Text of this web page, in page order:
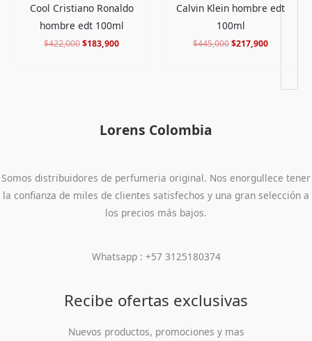
Cool Cristiano Ronaldo
hombre edt 100ml
$422,000$183,900
Calvin Klein hombre edt
100ml
$445,000$217,900
Lorens Colombia
Somos distribuidores de perfumeria original. Nos enorgullece tener
la confianza de miles de clientes satisfechos y una gran selección a
los precios más bajos.
Whatsapp : +57 3125180374
Recibe ofertas exclusivas
Nuevos productos, promociones y mas